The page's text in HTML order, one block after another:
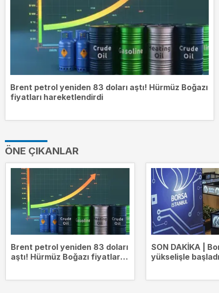
Brent petrol yeniden 83 doları aştı! Hürmüz Boğazı
fiyatları hareketlendirdi
ÖNE ÇIKANLAR
Brent petrol yeniden 83 doları
aştı! Hürmüz Boğazı fiyatları
SON DAKİKA |
yükselişle